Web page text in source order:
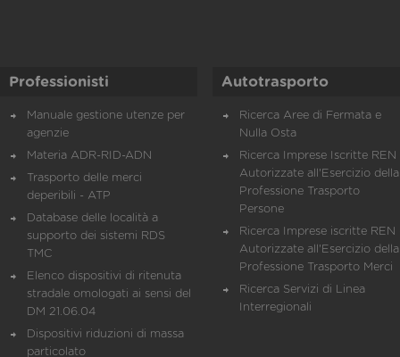
Professionisti
Manuale gestione utenze per
agenzie
Materia ADR-RID-ADN
Trasporto delle merci
deperibili - ATP
Database delle località a
supporto dei sistemi RDS
TMC
Elenco dispositivi di ritenuta
stradale omologati ai sensi del
DM 21.06.04
Dispositivi riduzioni di massa
particolato
Autotrasporto
Ricerca Aree di Fermata e
Nulla Osta
Ricerca Imprese Iscritte REN
Autorizzate all'Esercizio della
Professione Trasporto
Persone
Ricerca Imprese iscritte REN
Autorizzate all'Esercizio della
Professione Trasporto Merci
Ricerca Servizi di Linea
Interregionali